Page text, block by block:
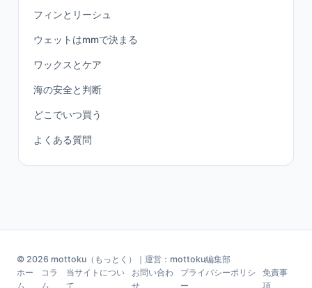
フィンとリーシュ
ウェットはmmで決まる
ワックスとケア
海の安全と判断
どこでいつ買う
よくある質問
© 2026 mottoku（もっとく）｜運営：mottoku編集部
ホー
ム
コラ
ム
当サイトについ
て
お問い合わ
せ
プライバシーポリシ
ー
免責事
項